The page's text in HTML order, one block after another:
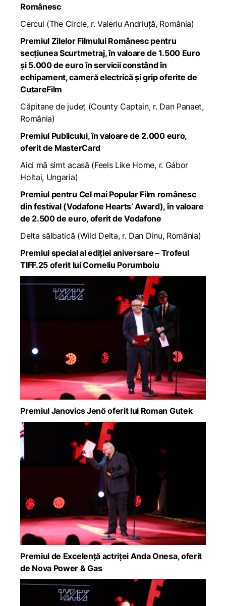
Românesc
Cercul (The Circle, r. Valeriu Andriuță, România)
Premiul Zilelor Filmului Românesc pentru
secțiunea Scurtmetraj, în valoare de 1.500 Euro
și 5.000 de euro în servicii constând în
echipament, cameră electrică și grip oferite de
CutareFilm
Căpitane de județ (County Captain, r. Dan Panaet,
România)
Premiul Publicului, în valoare de 2.000 euro,
oferit de MasterCard
Aici mă simt acasă (Feels Like Home, r. Gábor
Holtai, Ungaria)
Premiul pentru Cel mai Popular Film românesc
din festival (Vodafone Hearts’ Award), în valoare
de 2.500 de euro, oferit de Vodafone
Delta sălbatică (Wild Delta, r. Dan Dinu, România)
Premiul special al ediției aniversare – Trofeul
TIFF.25 oferit lui Corneliu Porumboiu
Premiul Janovics Jenő oferit lui Roman Gutek
Premiul de Excelență actriței Anda Onesa, oferit
de Nova Power & Gas